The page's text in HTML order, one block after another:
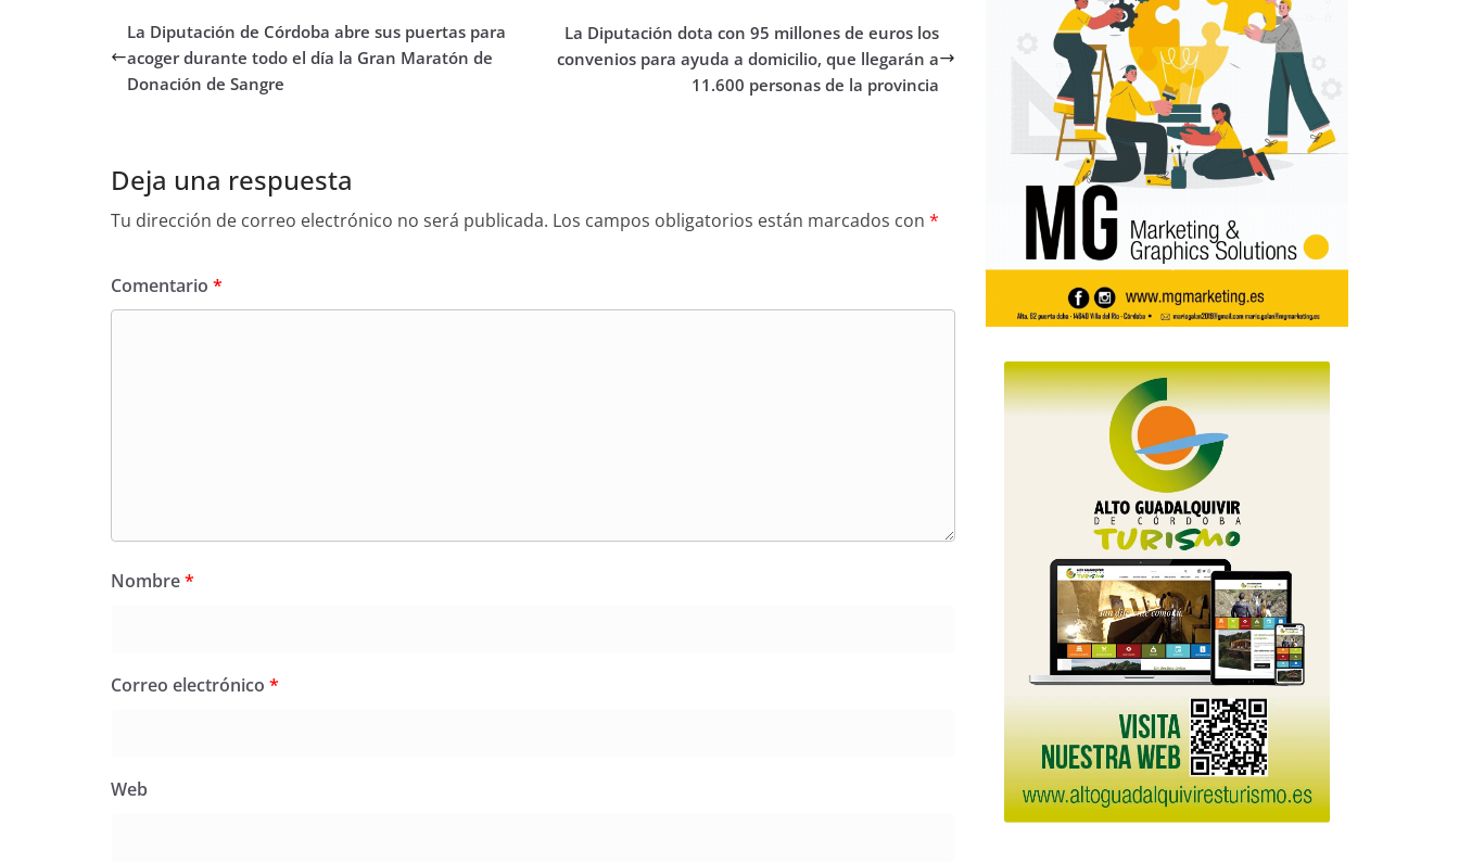
La Diputación de Córdoba abre sus puertas para
acoger durante todo el día la Gran Maratón de
Donación de Sangre
La Diputación dota con 95 millones de euros los
convenios para ayuda a domicilio, que llegarán a
11.600 personas de la provincia
Deja una respuesta
Tu dirección de correo electrónico no será publicada. Los campos obligatorios están marcados con *
Comentario *
Nombre*
Correo electrónico *
Web